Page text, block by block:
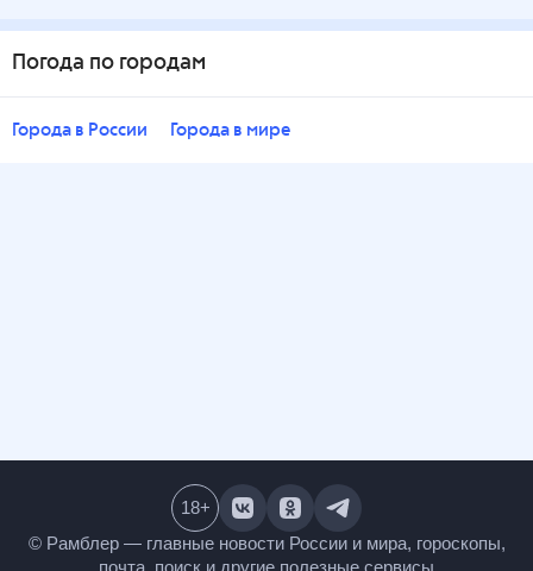
Погода по городам
Города в России Города в мире
© Рамблер — главные новости России и мира,
18+